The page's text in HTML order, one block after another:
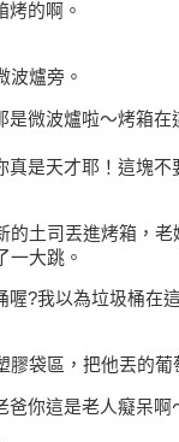
烤的啊。
波爐旁。
是微波爐啦～烤箱在
真是天才耶！這塊不
的土司丟進烤箱，
一大跳。
喔?我以為垃圾桶在
膠袋區，把他丟的葡
爸你這是老人癡呆啊